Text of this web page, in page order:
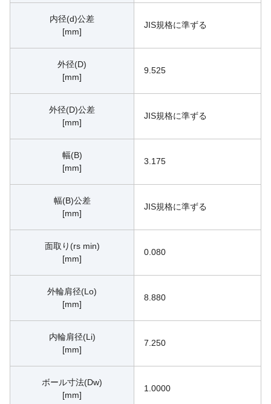
内径(d)公差
[mm]
JIS規格に準ずる
外径(D)
[mm]
9.525
外径(D)公差
[mm]
JIS規格に準ずる
幅(B)
[mm]
3.175
幅(B)公差
[mm]
JIS規格に準ずる
面取り(rs min)
[mm]
0.080
外輪肩径(Lo)
[mm]
8.880
内輪肩径(Li)
[mm]
7.250
ボール寸法(Dw)
[mm]
1.0000